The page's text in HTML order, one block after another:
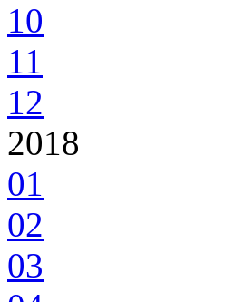
10
11
12
2018
01
02
03